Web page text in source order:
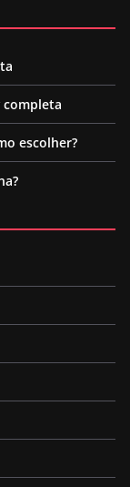
completa
escolher?